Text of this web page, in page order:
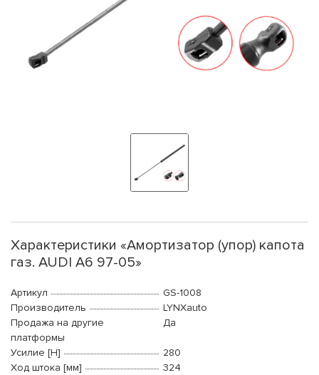
Характеристики «Амортизатор (упор) капота
газ. AUDI A6 97-05»
Артикул
GS-1008
Производитель
LYNXauto
Продажа на другие
платформы
Да
Усилие [Н]
280
Ход штока [мм]
324